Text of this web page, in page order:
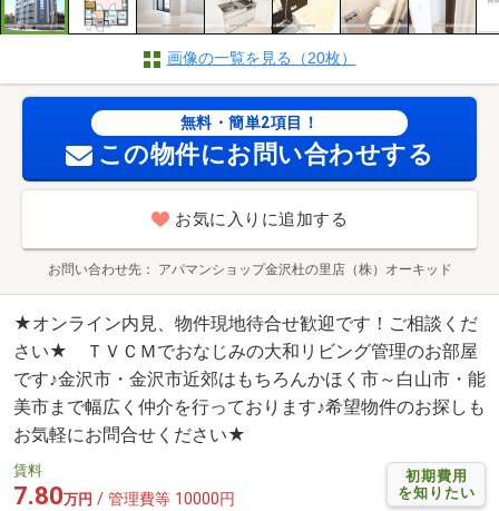
画像の一覧を見る（20枚）
無料・簡単2項目！
この物件にお問い合わせする
お気に入りに追加する
お問い合わせ先 アパマンショップ金沢杜の里店（株）オーキッド
★オンライン内見、物件現地待合せ歓迎です！ご相談くだ
さい★ ＴＶＣＭでおなじみの大和リビング管理のお部屋
です♪金沢市・金沢市近郊はもちろんかほく市～白山市・能
美市まで幅広く仲介を行っております♪希望物件のお探しも
お気軽にお問合せください★
初期費用
を知りたい
賃料
7.80万円 / 管理費等 10000円